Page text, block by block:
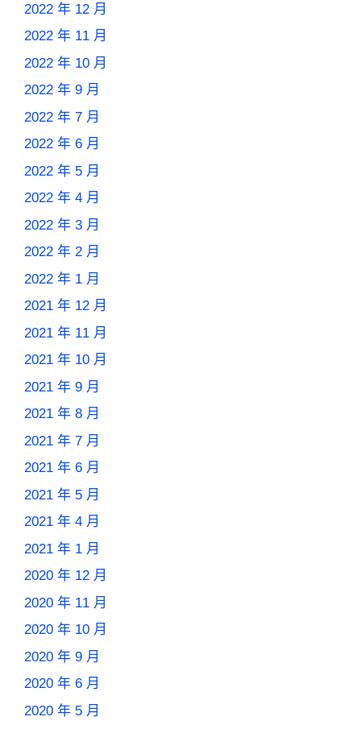
2022 年 12 月
2022 年 11 月
2022 年 10 月
2022 年 9 月
2022 年 7 月
2022 年 6 月
2022 年 5 月
2022 年 4 月
2022 年 3 月
2022 年 2 月
2022 年 1 月
2021 年 12 月
2021 年 11 月
2021 年 10 月
2021 年 9 月
2021 年 8 月
2021 年 7 月
2021 年 6 月
2021 年 5 月
2021 年 4 月
2021 年 1 月
2020 年 12 月
2020 年 11 月
2020 年 10 月
2020 年 9 月
2020 年 6 月
2020 年 5 月